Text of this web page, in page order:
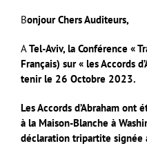
Bonjour Chers Auditeurs,
ATel-Aviv, la Conférence «
Français) sur « les Accords
tenir le 26 Octobre 2023.
Les Accords d’Abraham ont
à la Maison-Blanche à
déclaration tripartite signée